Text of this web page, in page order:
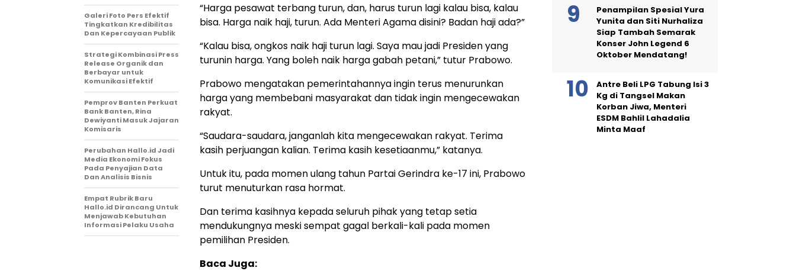
“Harga pesawat terbang turun, dan, harus turun lagi kalau bisa, kalau
bisa. Harga naik haji, turun. Ada Menteri Agama disini? Badan haji ada?”
“Kalau bisa, ongkos naik haji turun lagi. Saya mau jadi Presiden yang
turunin harga. Yang boleh naik harga gabah petani,” tutur Prabowo.
Prabowo mengatakan pemerintahannya ingin terus menurunkan
harga yang membebani masyarakat dan tidak ingin mengecewakan
rakyat.
“Saudara-saudara, janganlah kita mengecewakan rakyat. Terima
kasih perjuangan kalian. Terima kasih kesetiaanmu,” katanya.
Untuk itu, pada momen ulang tahun Partai Gerindra ke-17 ini, Prabowo
turut menuturkan rasa hormat.
Dan terima kasihnya kepada seluruh pihak yang tetap setia
mendukungnya meski sempat gagal berkali-kali pada momen
pemilihan Presiden.
Baca Juga:
Galeri Foto Pers Efektif
Tingkatkan Kredibilitas
Dan Kepercayaan Publik
Strategi Kombinasi Press
Release Organik dan
Berbayar untuk
Komunikasi Efektif
Pemprov Banten Perkuat
Bank Banten, Rina
Dewiyanti Masuk Jajaran
Komisaris
Perubahan Hallo.id Jadi
Media Ekonomi Fokus
Pada Penyajian Data
Dan Analisis Bisnis
Empat Rubrik Baru
Hallo.id Dirancang Untuk
Menjawab Kebutuhan
Informasi Pelaku Usaha
Penampilan Spesial Yura
Yunita dan Siti Nurhaliza
Siap Tambah Semarak
Konser John Legend 6
Oktober Mendatang!
Antre Beli LPG Tabung Isi 3
Kg di Tangsel Makan
Korban Jiwa, Menteri
ESDM Bahlil Lahadalia
Minta Maaf